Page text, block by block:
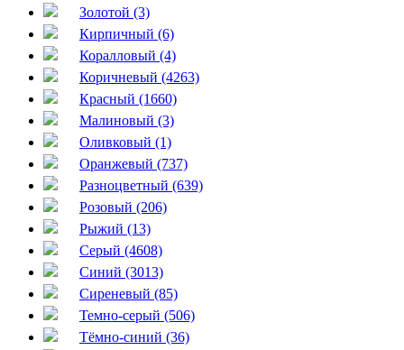
Золотой (3)
Кирпичный (6)
Коралловый (4)
Коричневый (4263)
Красный (1660)
Малиновый (3)
Оливковый (1)
Оранжевый (737)
Разноцветный (639)
Розовый (206)
Рыжий (13)
Серый (4608)
Синий (3013)
Сиреневый (85)
Темно-серый (506)
Тёмно-синий (36)